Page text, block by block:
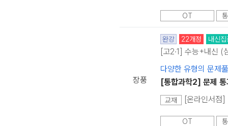
OT
장풍
완강 22개정 내신집
[고2·1] 수능+내신 (
다양한 유형의 문제
[통합과학2] 문제 통
교재
OT